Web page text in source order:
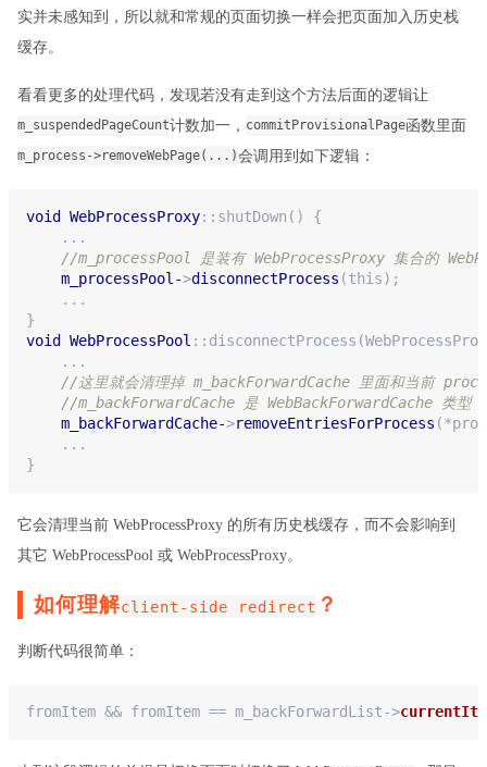
实并未感知到，所以就和常规的页面切换一样会把页面加入历史栈
缓存。
看看更多的处理代码，发现若没有走到这个方法后面的逻辑让
m_suspendedPageCount计数加一， commitProvisionalPage函数里面
m_process->removeWebPage(...)会调用到如下逻辑：
void WebProcessProxy::shutDown () {
    ...
//m_processPool 是装有 WebProcessProxy 集合的
m_processPool->disconnectProcess (this);
    ...
}
void
WebProcessPool ::disconnectProcess
    ...
//这里就会清理掉 m_backForwardCache 里面和当前
//m_backForwardCache 是 WebBackForwardCache 类型
m_backForwardCache->removeEntriesForProcess
    ...
}
它会清理当前 WebProcessProxy 的所有历史栈缓存，而不会影响到
其它 WebProcessPool 或 WebProcessProxy。
如何理解client-side redirect ？
判断代码很简单：
fromItem && fromItem == m_backForwardList->